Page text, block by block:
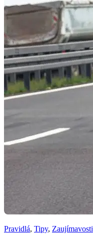
Pravidlá, Tipy, Zaujímavosti